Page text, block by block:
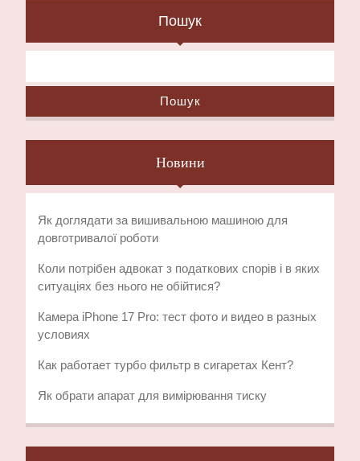
Пошук
Пошук
Новини
Як доглядати за вишивальною машиною для
довготривалої роботи
Коли потрібен адвокат з податкових спорів і в яких
ситуаціях без нього не обійтися?
Камера iPhone 17 Pro: тест фото и видео в разных
условиях
Как работает турбо фильтр в сигаретах Кент?
Як обрати апарат для вимірювання тиску